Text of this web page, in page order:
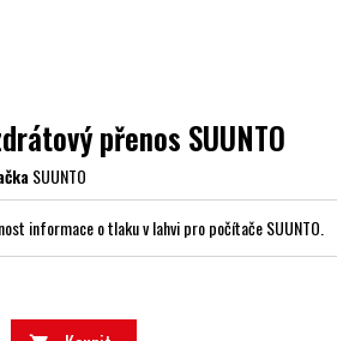
přenos SUUNTO
SUUNTO
informace o tlaku v lahvi pro počítače SUUNTO.